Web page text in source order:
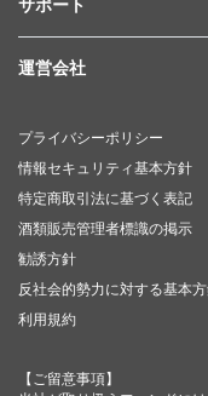
サポート
運営会社
プライバシーポリシー
情報セキュリティ基本方針
特定商取引法に基づく表記
酒類販売管理者標識の掲示
勧誘方針
反社会的勢力に対する基本
利用規約
【ご留意事項】